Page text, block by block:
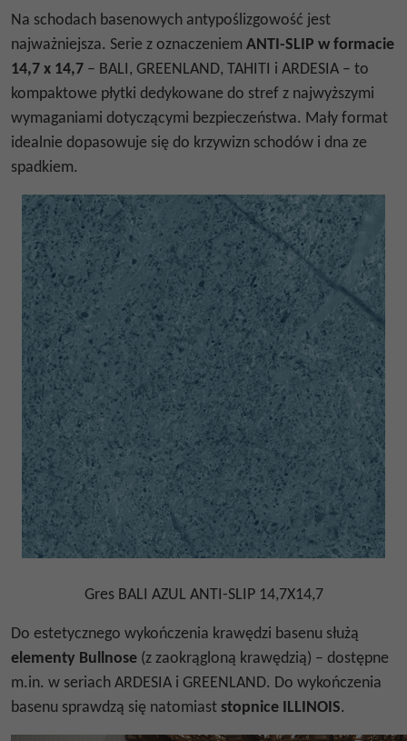
Na schodach basenowych antypoślizgowość jest
najważniejsza. Serie z oznaczeniem ANTI-SLIP w formacie
14,7 x 14,7 – BALI, GREENLAND, TAHITI i ARDESIA – to
kompaktowe płytki dedykowane do stref z najwyższymi
wymaganiami dotyczącymi bezpieczeństwa. Mały format
idealnie dopasowuje się do krzywizn schodów i dna ze
spadkiem.
Gres BALI AZUL ANTI-SLIP 14,7X14,7
Do estetycznego wykończenia krawędzi basenu służą
elementy Bullnose (z zaokrągloną krawędzią) – dostępne
m.in. w seriach ARDESIA i GREENLAND. Do wykończenia
basenu sprawdzą się natomiast stopnice ILLINOIS.